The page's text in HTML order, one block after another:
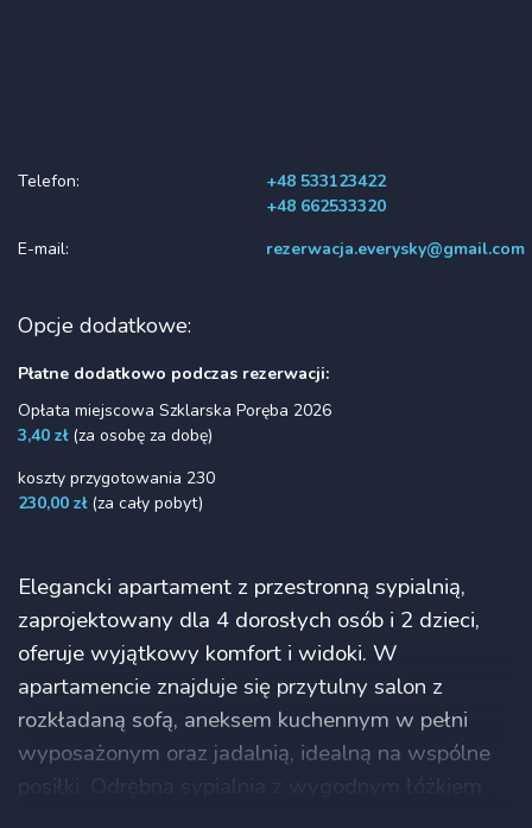
Telefon:
+48 533123422
+48 662533320
E-mail:
rezerwacja.everysky@gmail.com
Opcje dodatkowe:
Płatne dodatkowo podczas rezerwacji:
Opłata miejscowa Szklarska Poręba 2026
3,40 zł(za osobę za dobę)
koszty przygotowania 230
230,00 zł(za cały pobyt)
Elegancki apartament z przestronną sypialnią,
zaprojektowany dla 4 dorosłych osób i 2 dzieci,
oferuje wyjątkowy komfort i widoki. W
apartamencie znajduje się przytulny salon z
rozkładaną sofą, aneksem kuchennym w pełni
wyposażonym oraz jadalnią, idealną na wspólne
posiłki. Odrębna sypialnia z wygodnym łóżkiem